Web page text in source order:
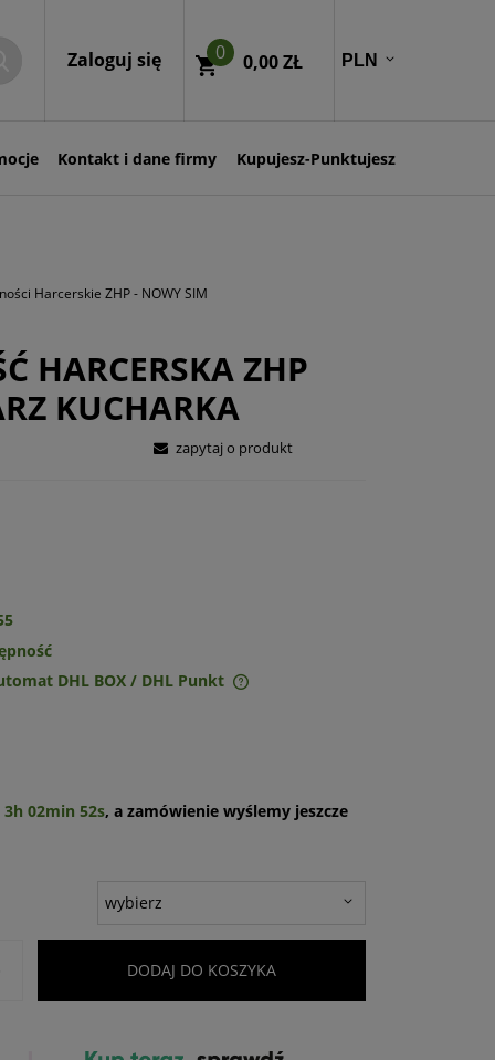
Zaloguj się 0 0,00 ZŁ
Kontakt i dane firmy Kupujesz-Punktujesz
Harcerskie ZHP - NOWY SIM
HARCERSKA ZHP
KUCHARKA
zapytaj o produkt
DHL BOX / DHL Punkt
3h 02min 51s, a zamówienie wyślemy jeszcze
DODAJ DO KOSZYKA